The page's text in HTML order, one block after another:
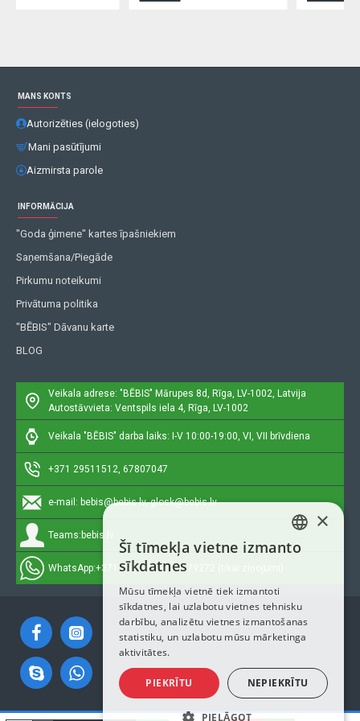
MANS KONTS
Autorizēties (ielogoties)
Mani pasūtījumi
Aizmirsta parole
INFORMĀCIJA
"Goda ģimene" kartes īpašniekiem
Saņemšana/Piegāde
Pirkumu noteikumi
Privātuma politika
"BĒBIS" Dāvanu karte
BLOG
Veikala adrese: "BĒBIS" Mārupes 8d, Rīga, LV-1002, Latvija
Autostāvvieta: Ventspils iela 4, Rīga, LV-1002
Veikala "BĒBIS" darba laiks: I-V 10:00-19:00, VI, VII brīvdiena
+371 29511512, 67807047
e-mail: bebis@bebis.lv, glosk@bebis.lv
Teams: bebis.lv
WhatsApp:+371 29511512, 20579272 (tikai ziņojumi)
Autortiesības © 2023, Bebis.lv, Visas tiesības aizsargātas
LATVIAN
ENGLISH
×
Šī tīmekļa vietne izmanto
sīkdatnes
Mūsu tīmekļa vietnē tiek izmantoti
sīkdatnes, lai uzlabotu vietnes tehnisku
darbību, analizētu vietnes izmantošanas
statistiku, un uzlabotu mūsu mārketinga
aktivitātes.
PIEKRĪTU NEPIEKRĪTU
PIELĀGOT